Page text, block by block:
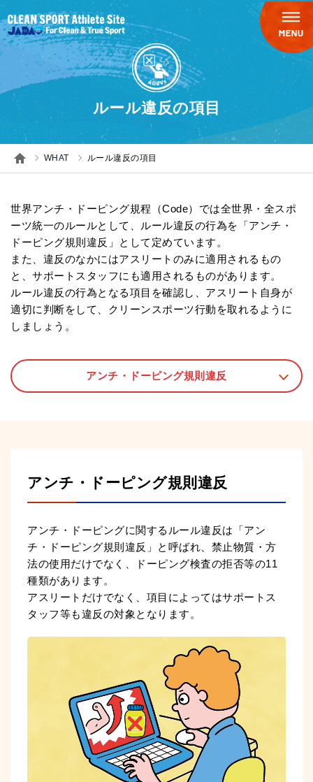
ルール違反の項目
WHAT ルール違反の項目
世界アンチ・ドーピング規程（Code）では全世界・全スポ
ーツ統一のルールとして、ルール違反の行為を「アンチ・
ドーピング規則違反」として定めています。
また、違反のなかにはアスリートのみに適用されるもの
と、サポートスタッフにも適用されるものがあります。
ルール違反の行為となる項目を確認し、アスリート自身が
適切に判断をして、クリーンスポーツ行動を取れるように
しましょう。
アンチ・ドーピング規則違反
アンチ・ドーピング規則違反
アンチ・ドーピングに関するルール違反は「アン
チ・ドーピング規則違反」と呼ばれ、禁止物質・方
法の使用だけでなく、ドーピング検査の拒否等の11
種類があります。
アスリートだけでなく、項目によってはサポートス
タッフ等も違反の対象となります。